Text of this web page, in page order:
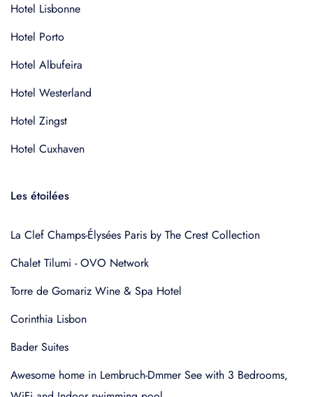
Hotel Lisbonne
Hotel Porto
Hotel Albufeira
Hotel Westerland
Hotel Zingst
Hotel Cuxhaven
Les étoilées
La Clef Champs-Élysées Paris by The Crest Collection
Chalet Tilumi - OVO Network
Torre de Gomariz Wine & Spa Hotel
Corinthia Lisbon
Bader Suites
Awesome home in Lembruch-Dmmer See with 3 Bedrooms,